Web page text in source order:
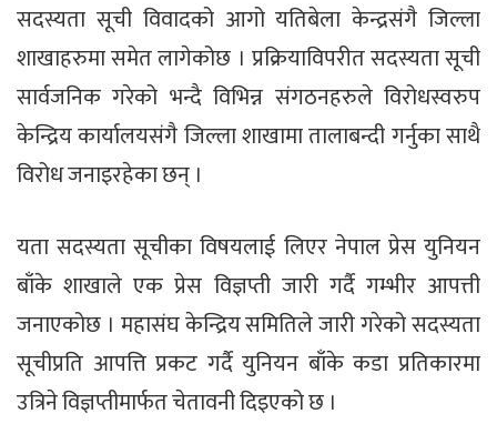
सदस्यता सूची विवादको आगो यतिबेला केन्द्रसंगै जिल्ला
शाखाहरुमा समेत लागेकोछ । प्रक्रियाविपरीत सदस्यता सूची
सार्वजनिक गरेको भन्दै विभिन्न संगठनहरुले विरोधस्वरुप
केन्द्रिय कार्यालयसंगै जिल्ला शाखामा तालाबन्दी गर्नुका साथै
विरोध जनाइरहेका छन् ।
यता सदस्यता सूचीका विषयलाई लिएर नेपाल प्रेस युनियन
बाँके शाखाले एक प्रेस विज्ञप्ती जारी गर्दै गम्भीर आपत्ती
जनाएकोछ । महासंघ केन्द्रिय समितिले जारी गरेको सदस्यता
सूचीप्रति आपत्ति प्रकट गर्दै युनियन बाँके कडा प्रतिकारमा
उत्रिने विज्ञप्तीमार्फत चेतावनी दिइएको छ ।